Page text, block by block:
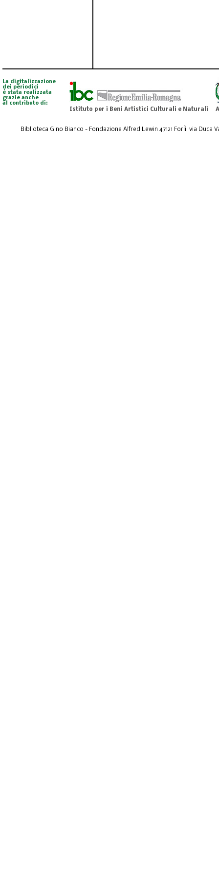
La digitalizzazione
dei periodici
è stata realizzata
grazie anche
al contributo di:
Istituto per i Beni Artistici Culturali e Naturali
Biblioteca Gino Bianco - Fondazione Alfred Lewin 47121 Forlì, via Duca